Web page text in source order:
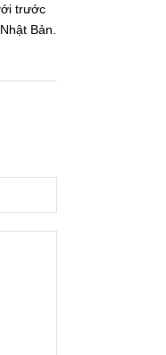
trước
Bản.